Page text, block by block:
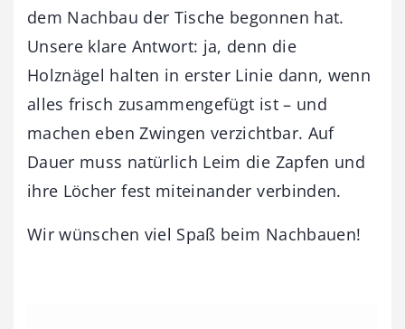
dem Nachbau der Tische begonnen hat.
Unsere klare Antwort: ja, denn die
Holznägel halten in erster Linie dann, wenn
alles frisch zusammengefügt ist – und
machen eben Zwingen verzichtbar. Auf
Dauer muss natürlich Leim die Zapfen und
ihre Löcher fest miteinander verbinden.
Wir wünschen viel Spaß beim Nachbauen!